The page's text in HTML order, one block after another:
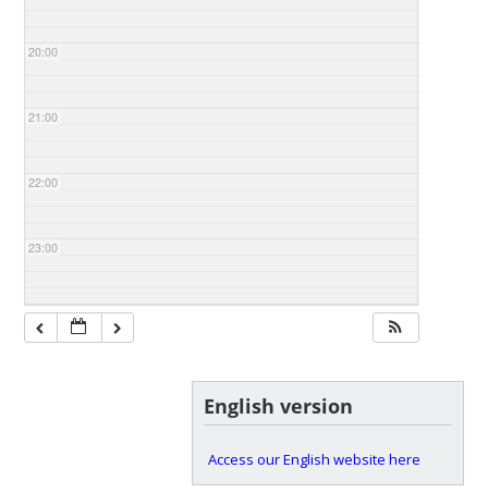
20:00
21:00
22:00
23:00
English version
Access our English website here